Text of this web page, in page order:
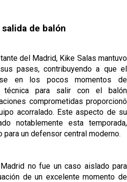
de balón
del Madrid, Kike Salas mantuvo
pases, contribuyendo a que el
en los pocos momentos de
técnica para salir con el balón
comprometidas proporcionó
acorralado. Este aspecto de su
notablemente esta temporada,
para un defensor central moderno.
no fue un caso aislado para
de un excelente momento de